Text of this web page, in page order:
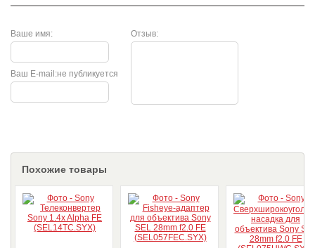
Ваше имя: Отзыв:
не публикуется
Ваш E-mail:
Похожие товары